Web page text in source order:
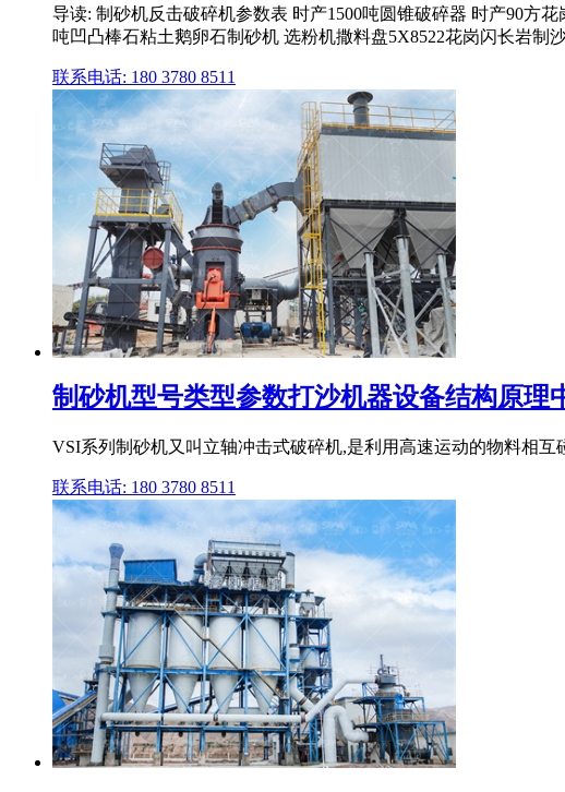
导读: 制砂机反击破碎机参数表 时产1500吨圆锥破碎器 时产90方
吨凹凸棒石粘土鹅卵石制砂机 选粉机撒料盘5X8522花岗闪长岩制
联系电话: 180 3780 8511
制砂机型号类型参数打沙机器设备结构原理
VSI系列制砂机又叫立轴冲击式破碎机,是利用高速运动的物料相
联系电话: 180 3780 8511